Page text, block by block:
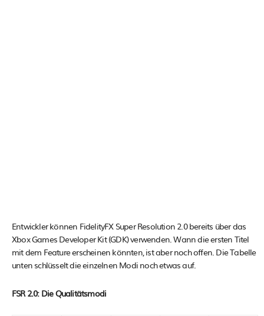
Entwickler können FidelityFX Super Resolution 2.0 bereits über das
Xbox Games Developer Kit (GDK) verwenden. Wann die ersten Titel
mit dem Feature erscheinen könnten, ist aber noch offen. Die Tabelle
unten schlüsselt die einzelnen Modi noch etwas auf.
FSR 2.0: Die Qualitätsmodi